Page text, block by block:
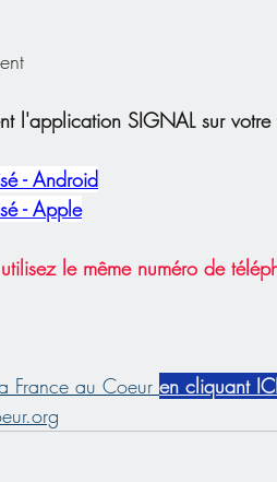
l'application SIGNAL sur votre
- Android
- Apple
utilisez le même numéro de
France au Coeur en cliquant ICI